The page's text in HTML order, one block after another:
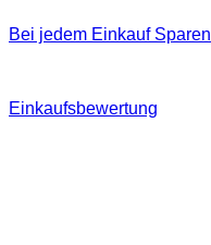
Bei jedem Einkauf Sparen
Einkaufsbewertung